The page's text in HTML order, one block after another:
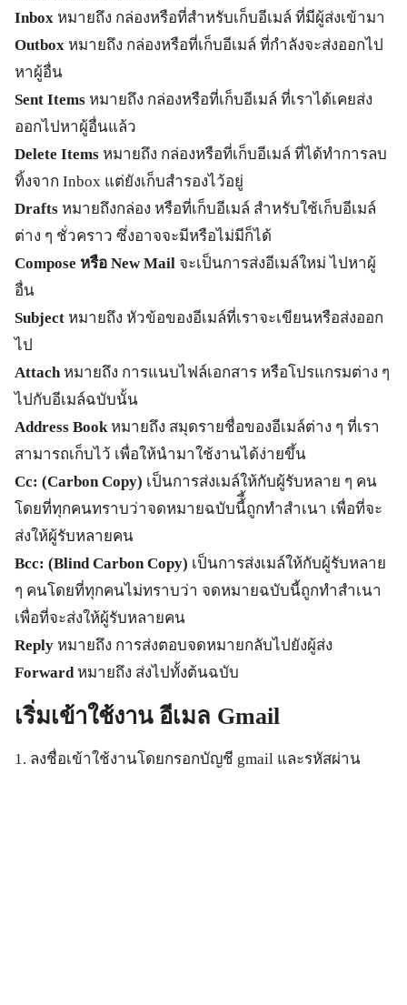
Inbox หมายถึง กล่องหรือที่สำหรับเก็บอีเมล์ ที่มีผู้ส่งเข้ามา
Outbox หมายถึง กล่องหรือที่เก็บอีเมล์ ที่กำลังจะส่งออกไป
หาผู้อื่น
Sent Items หมายถึง กล่องหรือที่เก็บอีเมล์ ที่เราได้เคยส่ง
ออกไปหาผู้อื่นแล้ว
Delete Items หมายถึง กล่องหรือที่เก็บอีเมล์ ที่ได้ทำการลบ
ทิ้งจาก Inbox แต่ยังเก็บสำรองไว้อยู่
Drafts หมายถึงกล่อง หรือที่เก็บอีเมล์ สำหรับใช้เก็บอีเมล์
ต่าง ๆ ชั่วคราว ซึ่งอาจจะมีหรือไม่มีก็ได้
Compose หรือ New Mail จะเป็นการส่งอีเมล์ใหม่ ไปหาผู้
อื่น
Subject หมายถึง หัวข้อของอีเมล์ที่เราจะเขียนหรือส่งออก
ไป
Attach หมายถึง การแนบไฟล์เอกสาร หรือโปรแกรมต่าง ๆ
ไปกับอีเมล์ฉบับนั้น
Address Book หมายถึง สมุดรายชื่อของอีเมล์ต่าง ๆ ที่เรา
สามารถเก็บไว้ เพื่อให้นำมาใช้งานได้ง่ายขึ้น
Cc: (Carbon Copy) เป็นการส่งเมล์ให้กับผู้รับหลาย ๆ คน
โดยที่ทุกคนทราบว่าจดหมายฉบับนี้ี้ถูกทำสำเนา เพื่อที่จะ
ส่งให้ผู้รับหลายคน
Bcc: (Blind Carbon Copy) เป็นการส่งเมล์ให้กับผู้รับหลาย
ๆ คนโดยที่ทุกคนไม่ทราบว่า จดหมายฉบับนี้ถูกทำสำเนา
เพื่อที่จะส่งให้ผู้รับหลายคน
Reply หมายถึง การส่งตอบจดหมายกลับไปยังผู้ส่ง
Forward หมายถึง ส่งไปทั้งต้นฉบับ
เริ่มเข้าใช้งาน อีเมล Gmail
1. ลงชื่อเข้าใช้งานโดยกรอกบัญชี gmail และรหัสผ่าน